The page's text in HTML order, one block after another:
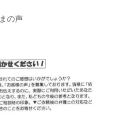
の声